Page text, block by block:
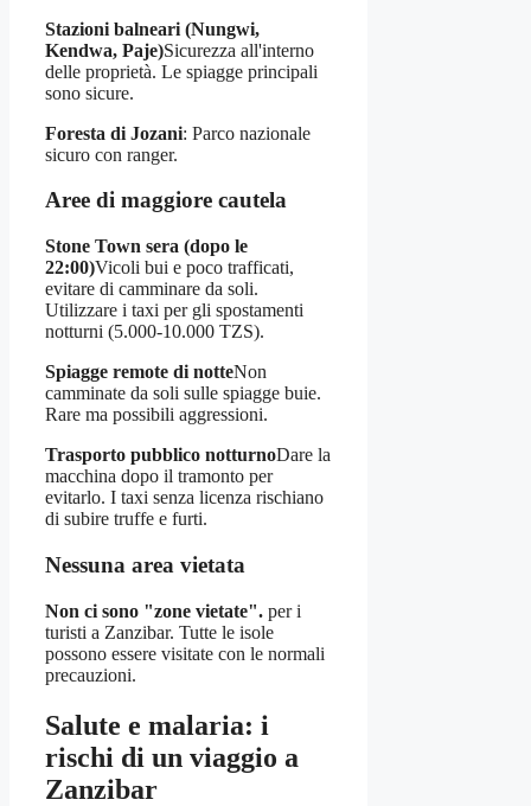
Stazioni balneari (Nungwi,
Kendwa, Paje)Sicurezza all'interno
delle proprietà. Le spiagge principali
sono sicure.
Foresta di Jozani: Parco nazionale
sicuro con ranger.
Aree di maggiore cautela
Stone Town sera (dopo le
22:00)Vicoli bui e poco trafficati,
evitare di camminare da soli.
Utilizzare i taxi per gli spostamenti
notturni (5.000-10.000 TZS).
Spiagge remote di notteNon
camminate da soli sulle spiagge buie.
Rare ma possibili aggressioni.
Trasporto pubblico notturnoDare la
macchina dopo il tramonto per
evitarlo. I taxi senza licenza rischiano
di subire truffe e furti.
Nessuna area vietata
Non ci sono "zone vietate". per i
turisti a Zanzibar. Tutte le isole
possono essere visitate con le normali
precauzioni.
Salute e malaria: i
rischi di un viaggio a
Zanzibar